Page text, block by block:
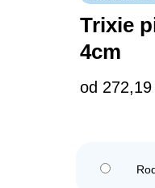
trixie piłka z dzwonkiem i sznurkiem
4cm
od 272,19